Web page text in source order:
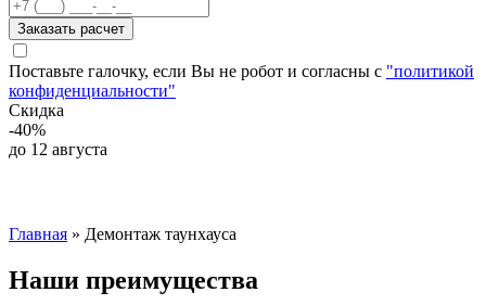
Заказать расчет
Поставьте галочку, если Вы не робот и согласны с "политикой
конфиденциальности"
Скидка
-40%
до 12 августа
Главная » Демонтаж таунхауса
Наши преимущества